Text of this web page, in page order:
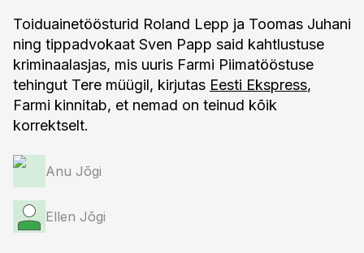
Toiduainetöösturid Roland Lepp ja Toomas Juhani
ning tippadvokaat Sven Papp said kahtlustuse
kriminaalasjas, mis uuris Farmi Piimatööstuse
tehingut Tere müügil, kirjutas Eesti Ekspress,
Farmi kinnitab, et nemad on teinud kõik
korrektselt.
Anu Jõgi
Ellen Jõgi